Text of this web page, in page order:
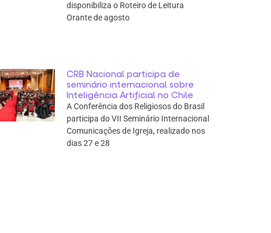
disponibiliza o Roteiro de Leitura
Orante de agosto
CRB Nacional participa de
seminário internacional sobre
Inteligência Artificial no Chile
A Conferência dos Religiosos do Brasil
participa do VII Seminário Internacional
Comunicações de Igreja, realizado nos
dias 27 e 28